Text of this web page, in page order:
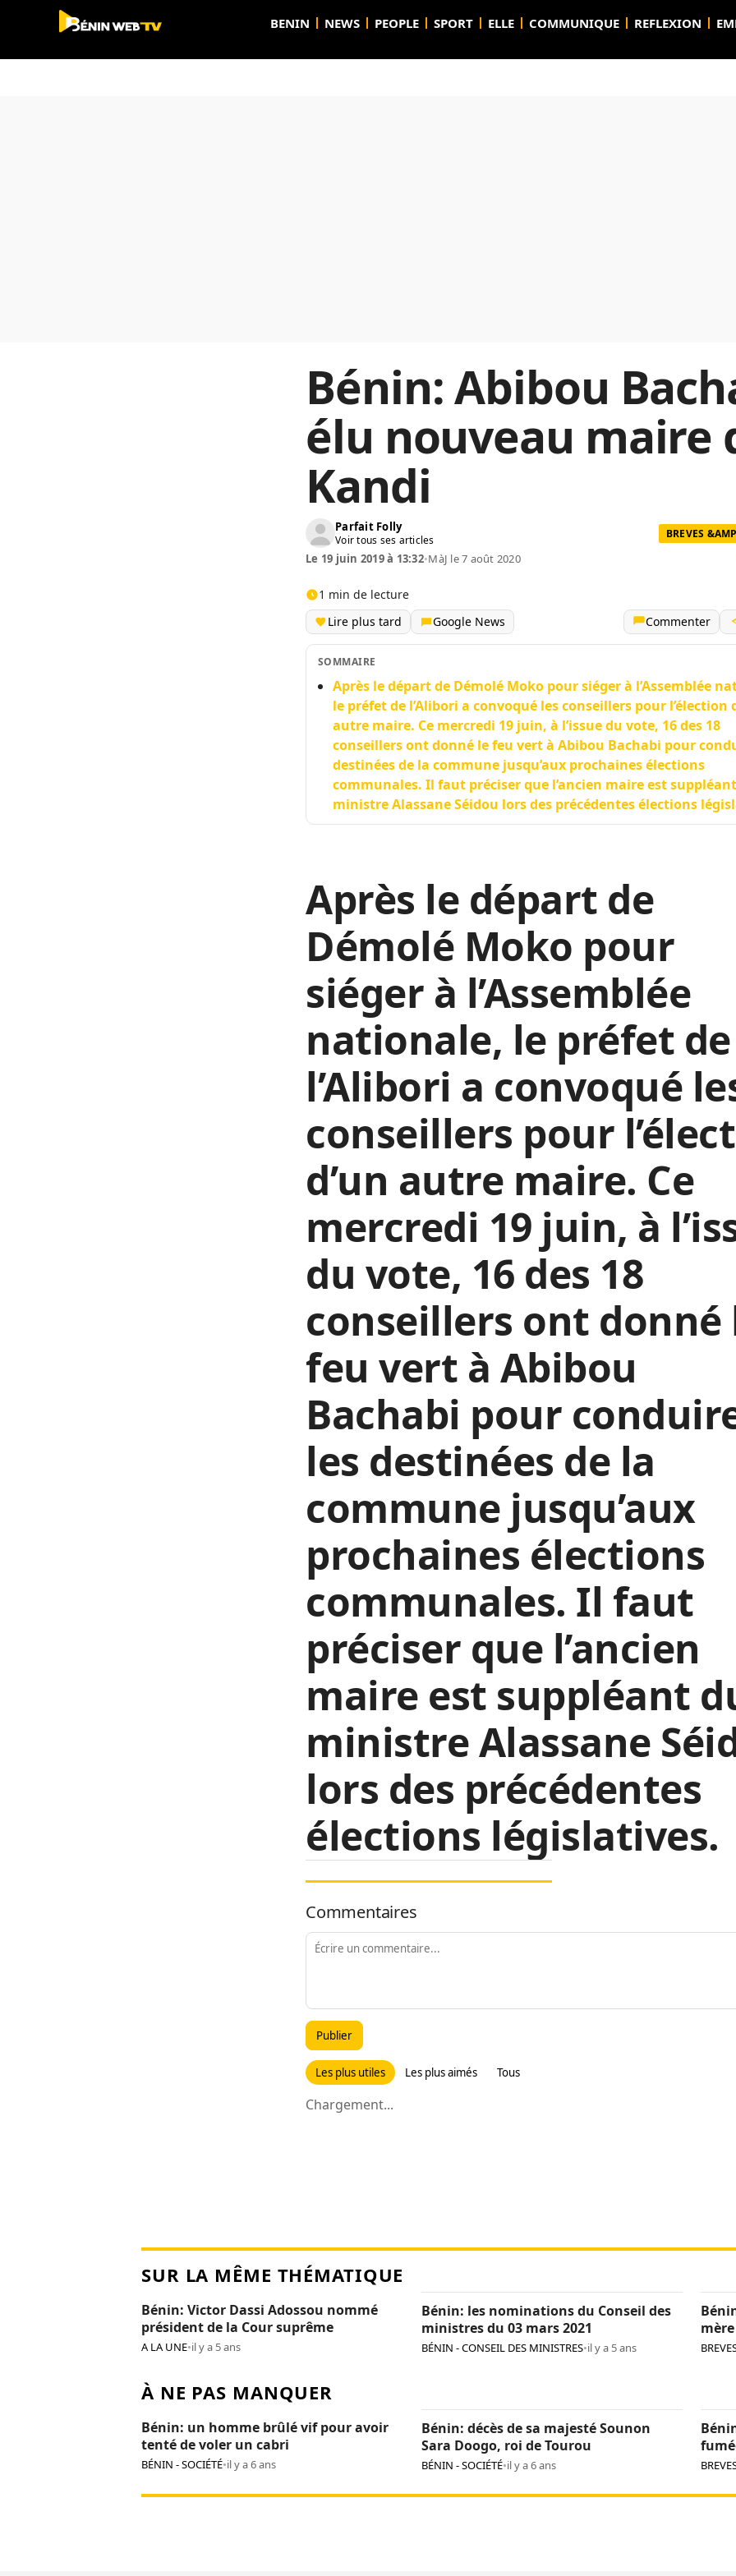
BENIN NEWS PEOPLE SPORT ELLE COMMUNIQUE REFLEXION
Bénin: Abibou
élu nouveau maire
Kandi
Parfait Folly
Voir tous ses articles BREVES
Le 19 juin 2019 à 13:32•MàJ le 7 août 2020
1 min de lecture
Lire plus tard
Google News Commenter
SOMMAIRE
Après le départ de Démolé Moko pour siéger à l’Assemblée
le préfet de l’Alibori a convoqué les conseillers pour l’élection
autre maire. Ce mercredi 19 juin, à l’issue du vote, 16 des 18
conseillers ont donné le feu vert à Abibou Bachabi pour
destinées de la commune jusqu’aux prochaines élections
communales. Il faut préciser que l’ancien maire est
ministre Alassane Séidou lors des précédentes élections
Après le départ de
Démolé Moko pour
siéger à l’Assemblée
nationale, le préfet de
l’Alibori a convoqué
conseillers pour
d’un autre maire. Ce
mercredi 19 juin, à
du vote, 16 des 18
conseillers ont donné
feu vert à Abibou
Bachabi pour
les destinées de la
commune jusqu’aux
prochaines élections
communales. Il faut
préciser que l’ancien
maire est suppléant
ministre Alassane
lors des précédentes
élections législatives.
Commentaires
Publier
Les plus utiles Les plus aimés Tous
Chargement...
SUR LA MÊME THÉMATIQUE
Bénin: Victor Dassi Adossou nommé
président de la Cour suprême
A LA UNE•il y a 5 ans
Bénin: les nominations du Conseil des
ministres du 03 mars 2021
BÉNIN - CONSEIL DES MINISTRES•il y a 5 ans
À NE PAS MANQUER
Bénin: un homme brûlé vif pour avoir
tenté de voler un cabri
BÉNIN - SOCIÉTÉ•il y a 6 ans
Bénin: décès de sa majesté Sounon
Sara Doogo, roi de Tourou
BÉNIN - SOCIÉTÉ•il y a 6 ans